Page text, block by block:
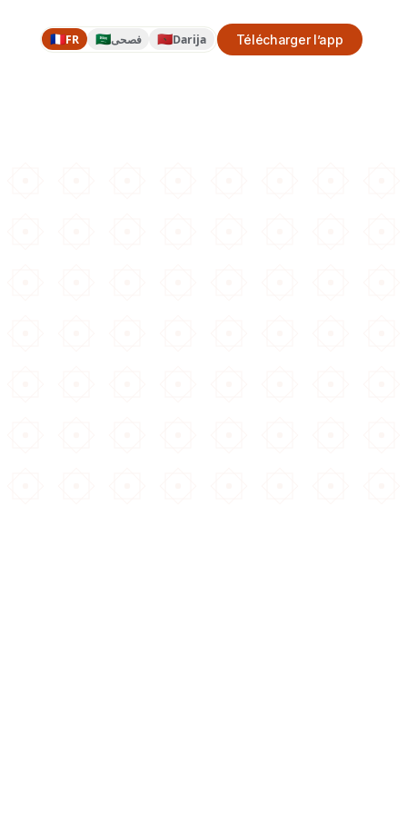
🇫🇷FR 🇸🇦فصحى 🇲🇦Darija Télécharger l’app